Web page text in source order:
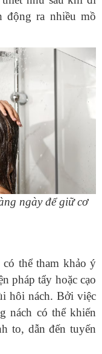
động ra nhiều mồ
ngày để giữ cơ
pháp tẩy hoặc cạo
hôi nách. Bởi việc
nách có thể khiến
to, dẫn đến tuyến